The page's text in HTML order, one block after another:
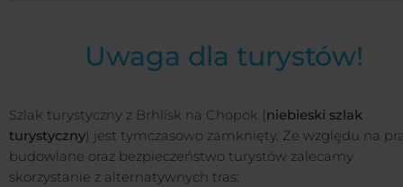
Uwaga dla turystów!
Szlak turystyczny z Brhlísk na Chopok (niebieski szlak
turystyczny) jest tymczasowo zamknięty. Ze względu na
budowlane oraz bezpieczeństwo turystów zalecamy
skorzystanie z alternatywnych tras: